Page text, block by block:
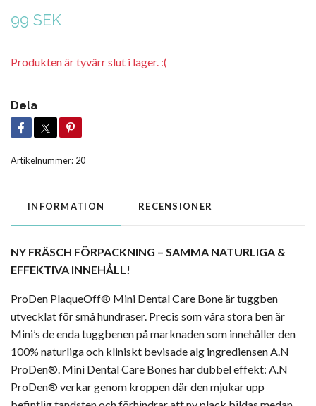
99 SEK
Produkten är tyvärr slut i lager. :(
Dela
Artikelnummer: 20
INFORMATION RECENSIONER
NY FRÄSCH FÖRPACKNING – SAMMA NATURLIGA &
EFFEKTIVA INNEHÅLL!
ProDen PlaqueOff® Mini Dental Care Bone är tuggben
utvecklat för små hundraser. Precis som våra stora ben är
Mini’s de enda tuggbenen på marknaden som innehåller den
100% naturliga och kliniskt bevisade alg ingrediensen A.N
ProDen®. Mini Dental Care Bones har dubbel effekt: A.N
ProDen® verkar genom kroppen där den mjukar upp